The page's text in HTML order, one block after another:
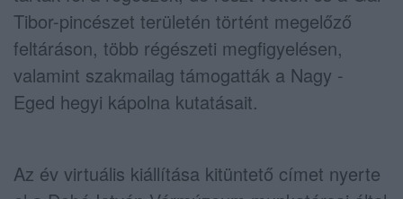
Tibor-pincészet területén történt megelőző
feltáráson, több régészeti megfigyelésen,
valamint szakmailag támogatták a Nagy -
Eged hegyi kápolna kutatásait.
Az év virtuális kiállítása kitüntető címet nyerte